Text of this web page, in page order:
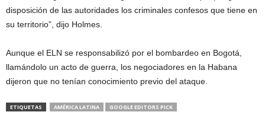
disposición de las autoridades los criminales confesos que tiene en
su territorio”, dijo Holmes.
Aunque el ELN se responsabilizó por el bombardeo en Bogotá,
llamándolo un acto de guerra, los negociadores en la Habana
dijeron que no tenían conocimiento previo del ataque.
ETIQUETAS AMÉRICA LATINA GOOGLE EDITORS PICK